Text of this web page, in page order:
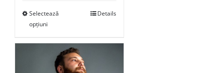
Selectează
opțiuni
Details